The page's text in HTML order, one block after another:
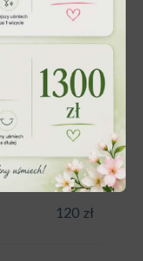
200 zł 1pkt
800 –
1200zł
1200 zł
120 zł